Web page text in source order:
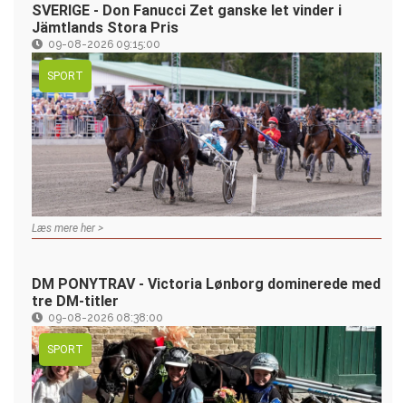
SVERIGE - Don Fanucci Zet ganske let vinder i
Jämtlands Stora Pris
09-08-2026 09:15:00
SPORT
Læs mere her >
DM PONYTRAV - Victoria Lønborg dominerede med
tre DM-titler
09-08-2026 08:38:00
SPORT